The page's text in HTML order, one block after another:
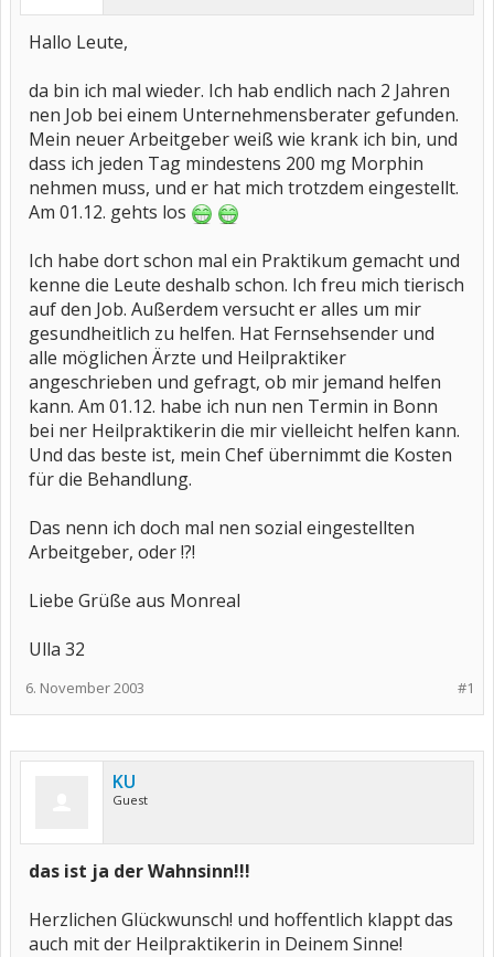
Hallo Leute,
da bin ich mal wieder. Ich hab endlich nach 2 Jahren
nen Job bei einem Unternehmensberater gefunden.
Mein neuer Arbeitgeber weiß wie krank ich bin, und
dass ich jeden Tag mindestens 200 mg Morphin
nehmen muss, und er hat mich trotzdem eingestellt.
Am 01.12. gehts los
Ich habe dort schon mal ein Praktikum gemacht und
kenne die Leute deshalb schon. Ich freu mich tierisch
auf den Job. Außerdem versucht er alles um mir
gesundheitlich zu helfen. Hat Fernsehsender und
alle möglichen Ärzte und Heilpraktiker
angeschrieben und gefragt, ob mir jemand helfen
kann. Am 01.12. habe ich nun nen Termin in Bonn
bei ner Heilpraktikerin die mir vielleicht helfen kann.
Und das beste ist, mein Chef übernimmt die Kosten
für die Behandlung.
Das nenn ich doch mal nen sozial eingestellten
Arbeitgeber, oder !?!
Liebe Grüße aus Monreal
Ulla 32
#1
6. November 2003
KU
Guest
das ist ja der Wahnsinn!!!
Herzlichen Glückwunsch! und hoffentlich klappt das
auch mit der Heilpraktikerin in Deinem Sinne!